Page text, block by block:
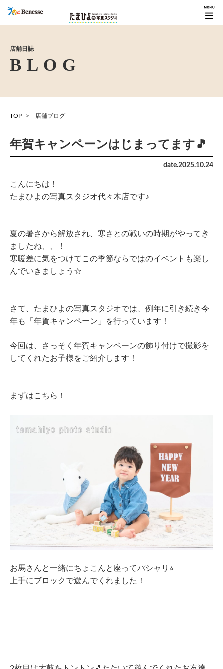
店舗日誌
TOP 店舗ブログ
年賀キャンペーンはじまってます🎵
date.2025.10.24
こんにちは！
たまひよの写真スタジオ代々木店です♪
夏の暑さから解放され、寒さとの戦いの時期がやってき
ましたね、、！
寒暖差に気をつけてこの季節ならではのイベントも楽し
んでいきましょう☆
さて、たまひよの写真スタジオでは、例年に引き続き今
年も「年賀キャンペーン」を行っています！
今回は、さっそく年賀キャンペーンの飾り付けで撮影を
してくれたお子様をご紹介します！
まずはこちら！
お馬さんと一緒にちょこんと座ってパシャリ ⭐︎
上手にブロックで遊んでくれました！